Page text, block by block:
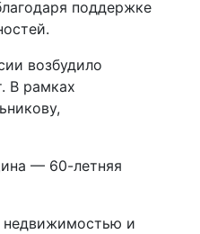
поддержке
возбудило
В рамках
— 60-летняя
недвижимостью и